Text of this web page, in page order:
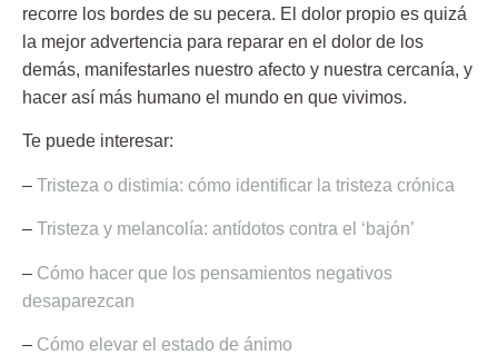
recorre los bordes de su pecera. El dolor propio es quizá
la mejor advertencia para reparar en el dolor de los
demás, manifestarles nuestro afecto y nuestra cercanía, y
hacer así más humano el mundo en que vivimos.
Te puede interesar:
– Tristeza o distimia: cómo identificar la tristeza crónica
– Tristeza y melancolía: antídotos contra el ‘bajón’
– Cómo hacer que los pensamientos negativos
desaparezcan
– Cómo elevar el estado de ánimo